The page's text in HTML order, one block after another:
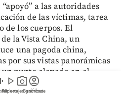
play_arrow
Videos
photo_camera
Reportajes gráficos
account_circle
Suscríbete
a las autoridades
de las víctimas, tarea
de los cuerpos. El
la Vista China, un
una pagoda china,
por sus vistas panorámicas
punto elevado en el